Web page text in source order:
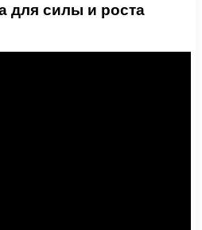
для силы и роста